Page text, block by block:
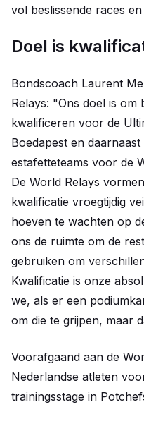
vol beslissende races
Doel is
Bondscoach Laurent
Relays: "Ons doel is om
kwalificeren voor de
Boedapest en
estafetteteams voor de
De World Relays
kwalificatie vroegtijdig
hoeven te wachten op
ons de ruimte om de
gebruiken om
Kwalificatie is onze
we, als er een
om die te grijpen, maar
Voorafgaand aan de
Nederlandse atleten
trainingsstage in